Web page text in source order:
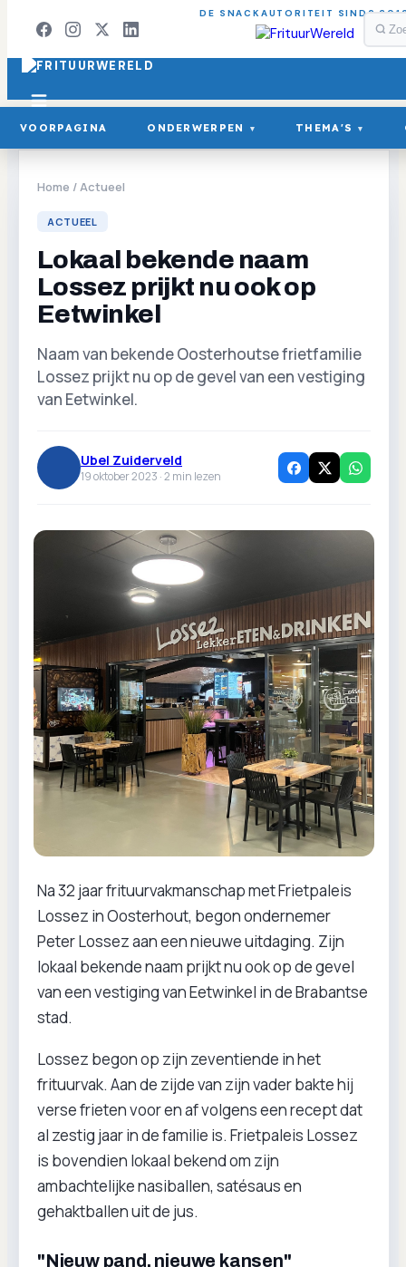
DE SNACKAUTORITEIT SINDS
VOORPAGINA ONDERWERPEN ▾ THEMA'S ▾
Home /Actueel
ACTUEEL
Lokaal bekende naam
Lossez prijkt nu ook op
Eetwinkel
Naam van bekende Oosterhoutse frietfamilie
Lossez prijkt nu op de gevel van een vestiging
van Eetwinkel.
Ubel Zuiderveld
19 oktober 2023 ·2 min lezen
Na 32 jaar frituurvakmanschap met Frietpaleis
Lossez in Oosterhout, begon ondernemer
Peter Lossez aan een nieuwe uitdaging. Zijn
lokaal bekende naam prijkt nu ook op de gevel
van een vestiging van Eetwinkel in de Brabantse
stad.
Lossez begon op zijn zeventiende in het
frituurvak. Aan de zijde van zijn vader bakte hij
verse frieten voor en af volgens een recept dat
al zestig jaar in de familie is. Frietpaleis Lossez
is bovendien lokaal bekend om zijn
ambachtelijke nasiballen, satésaus en
gehaktballen uit de jus.
"Nieuw pand, nieuwe kansen"